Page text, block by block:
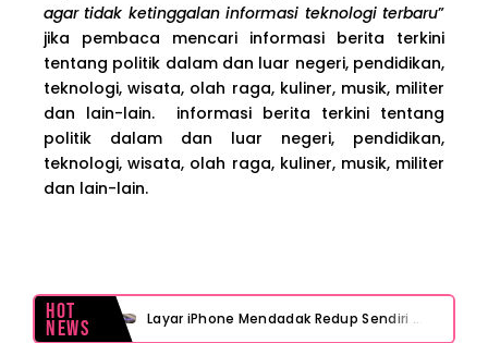
agar tidak ketinggalan informasi teknologi terbaru”
jika pembaca mencari informasi berita terkini
tentang politik dalam dan luar negeri, pendidikan,
teknologi, wisata, olah raga, kuliner, musik, militer
dan lain-lain. informasi berita terkini tentang
politik dalam dan luar negeri, pendidikan,
teknologi, wisata, olah raga, kuliner, musik, militer
dan lain-lain.
Hot
News Layar iPhone Mendadak Redup Sendiri Padahal Auto-Brightness Mati? Ini Penyebab & Solusinya!